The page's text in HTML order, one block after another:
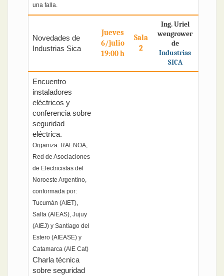
una falla.
Novedades de
Industrias Sica
Jueves
6/julio
19:00 h
Sala
2
Ing. Uriel
wengrower
de
Industrias
SICA
Encuentro
instaladores
eléctricos y
conferencia sobre
seguridad
eléctrica.
Organiza: RAENOA,
Red de Asociaciones
de Electricistas del
Noroeste Argentino,
conformada por:
Tucumán (AIET),
Salta (AIEAS), Jujuy
(AIEJ) y Santiago del
Estero (AIEASE) y
Catamarca (AIE Cat)
Charla técnica
sobre seguridad